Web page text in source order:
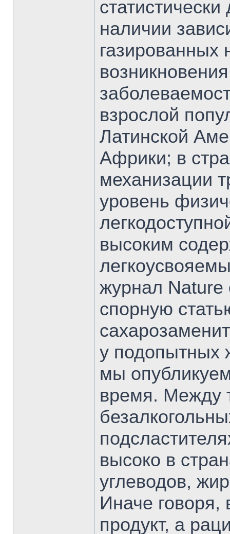
наличии
газированных
взрослой
Латинской
Африки; в
механизации
уровень
высоким
журнал Nature
спорную
у подопытных
мы
время. Между
высоко в
углеводов,
Иначе говоря,
продукт, а